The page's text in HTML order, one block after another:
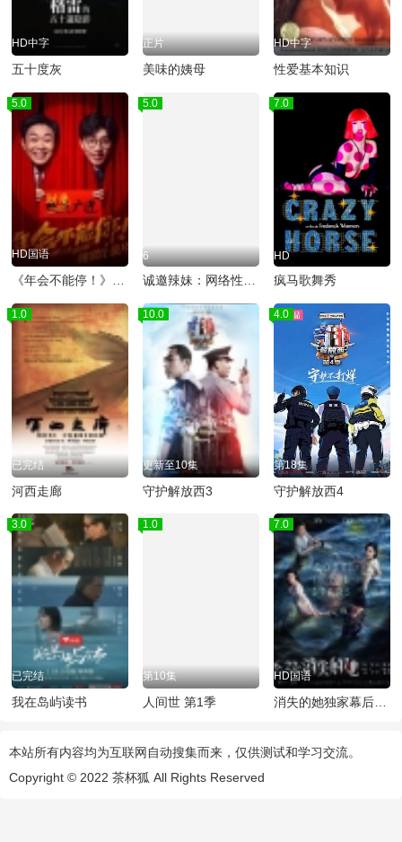
HD中字
五十度灰
正片
美味的姨母
HD中字
性爱基本知识
5.0
HD国语
《年会不能停！》独家纪录片
5.0
6
诚邀辣妹：网络性与爱
7.0
HD
疯马歌舞秀
1.0
已完结
河西走廊
10.0
更新至10集
守护解放西3
4.0
第18集
守护解放西4
3.0
已完结
我在岛屿读书
1.0
第10集
人间世 第1季
7.0
HD国语
本站所有内容均为互联网自动搜集而来，仅供测试和学习交流。
Copyright © 2022 茶杯狐 All Rights Reserved